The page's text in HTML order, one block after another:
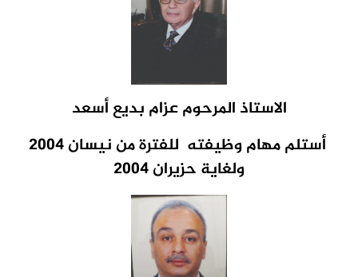
الاستاذ المرحوم عزام بديع أسعد
أستلم مهام وظيفته للفترة من نيسان 2004
ولغاية حزيران 2004